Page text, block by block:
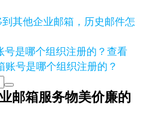
其他企业邮箱，历史邮件怎
查看
账号是哪个组织注册的？
邮箱服务物美价廉的